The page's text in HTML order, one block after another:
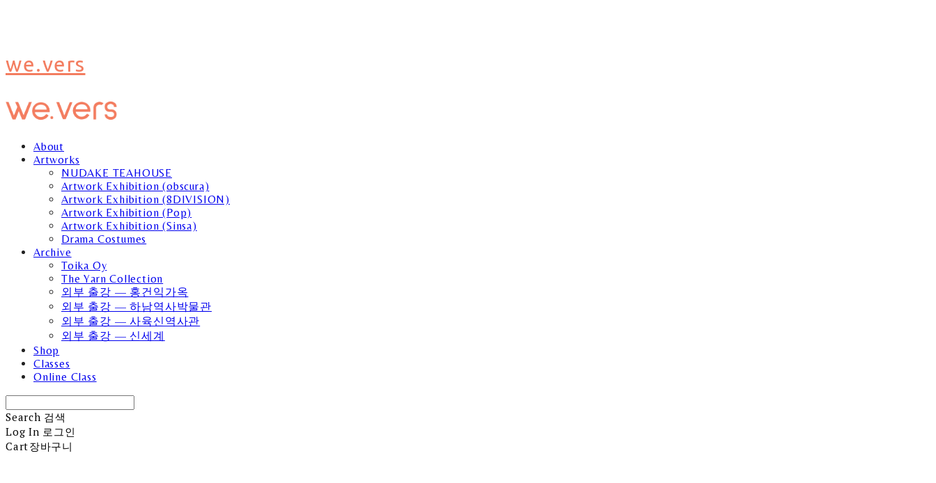
we.vers
About
Artworks
NUDAKE TEAHOUSE
Artwork Exhibition (obscura)
Artwork Exhibition (8DIVISION)
Artwork Exhibition (Pop)
Artwork Exhibition (Sinsa)
Drama Costumes
Archive
Toika Oy
The Yarn Collection
외부 출강 — 홍건익가옥
외부 출강 — 하남역사박물관
외부 출강 — 사육신역사관
외부 출강 — 신세계
Shop
Classes
Online Class
Search 검색
Log In 로그인
Cart장바구니